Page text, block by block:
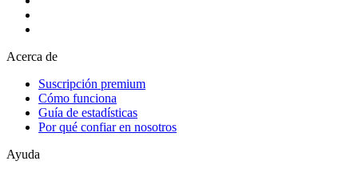
Acerca de
Suscripción premium
Cómo funciona
Guía de estadísticas
Por qué confiar en nosotros
Ayuda